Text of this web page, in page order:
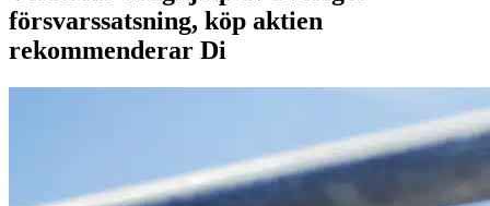
försvarssatsning, köp aktien
rekommenderar Di